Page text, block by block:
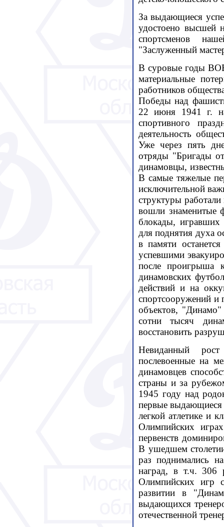
За выдающиеся
удостоено высшей
спортсменов
"Заслуженный
В суровые годы
материальные
работников
Победы над
22 июня 1941 г.
спортивного
деятельность
Уже через пять
отряды "Бригады
динамовцы,
В самые тяжелые
исключительной
структуры
вошли знаменитые
блокады, игравших
для поднятия духа
в памяти
успевшими
после проигрыша
динамовских
действий и на
спортсооружений и
объектов,
сотни тысяч
восстановить
Невиданный
послевоенные на
динамовцев
страны и за
1945 году над
первые
легкой атлетике и
Олимпийских
первенств
В ушедшем
раз поднимались
наград, в т.ч. 306
Олимпийских игр
развитии в
выдающихся
отечественной